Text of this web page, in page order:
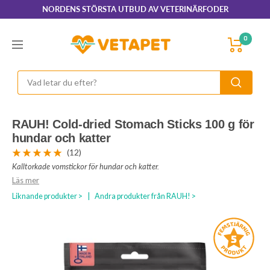
till
NORDENS STÖRSTA UTBUD AV VETERINÄRFODER
Navigering
VetaPet.com 0
RAUH! Cold-dried Stomach Sticks 100 g för
hundar och katter
(12)
Kalltorkade vomstickor för hundar och katter.
Läs mer
Liknande produkter > Andra produkter från RAUH! >